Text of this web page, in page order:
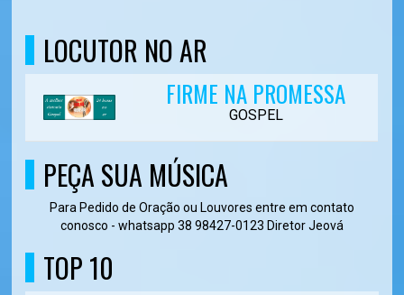
LOCUTOR NO AR
FIRME NA PROMESSA
GOSPEL
PEÇA SUA MÚSICA
Para Pedido de Oração ou Louvores entre em contato
conosco - whatsapp 38 98427-0123 Diretor Jeová
TOP 10